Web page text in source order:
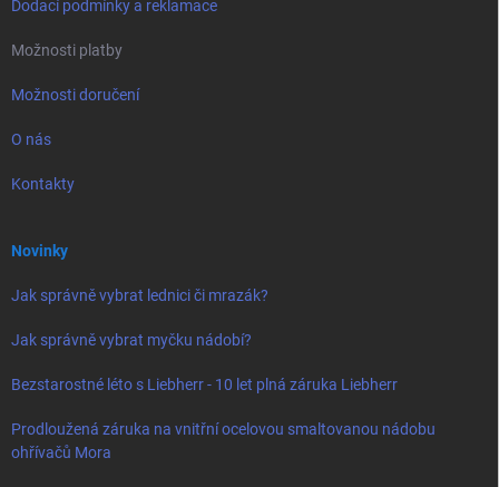
Dodací podmínky a reklamace
Možnosti platby
Možnosti doručení
O nás
Kontakty
Novinky
Jak správně vybrat lednici či mrazák?
Jak správně vybrat myčku nádobí?
Bezstarostné léto s Liebherr - 10 let plná záruka Liebherr
Prodloužená záruka na vnitřní ocelovou smaltovanou nádobu
ohřívačů Mora